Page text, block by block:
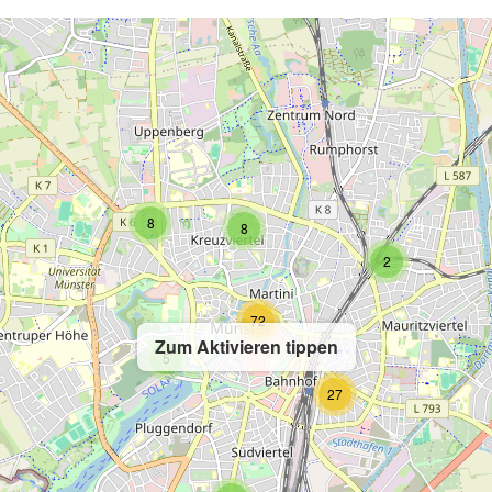
Zum Aktivieren tippen
2
8 8
27
5
72